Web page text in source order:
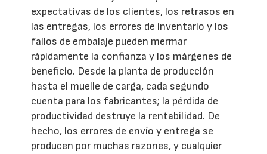
expectativas de los clientes, los retrasos en
las entregas, los errores de inventario y los
fallos de embalaje pueden mermar
rápidamente la confianza y los márgenes de
beneficio. Desde la planta de producción
hasta el muelle de carga, cada segundo
cuenta para los fabricantes; la pérdida de
productividad destruye la rentabilidad. De
hecho, los errores de envío y entrega se
producen por muchas razones, y cualquier